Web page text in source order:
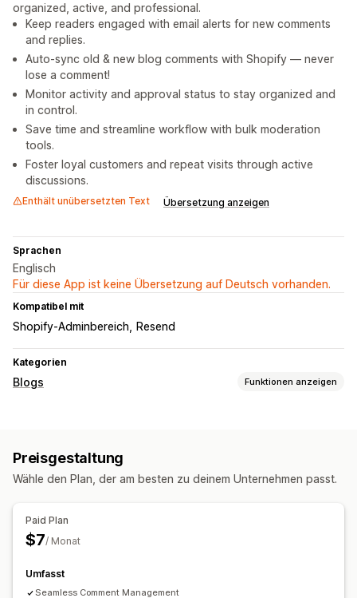
organized, active, and professional.
Keep readers engaged with email alerts for new comments
and replies.
Auto-sync old & new blog comments with Shopify — never
lose a comment!
Monitor activity and approval status to stay organized and
in control.
Save time and streamline workflow with bulk moderation
tools.
Foster loyal customers and repeat visits through active
discussions.
Enthält unübersetzten Text Übersetzung anzeigen
Sprachen
Englisch
Für diese App ist keine Übersetzung auf Deutsch vorhanden.
Kompatibel mit
Shopify-Adminbereich Resend
Kategorien
Blogs Funktionen anzeigen
Anzeigeoptionen
Layouts Suchleiste
Preisgestaltung
Wähle den Plan, der am besten zu deinem Unternehmen passt.
Paid Plan
$7/ Monat
Umfasst
Seamless Comment Management